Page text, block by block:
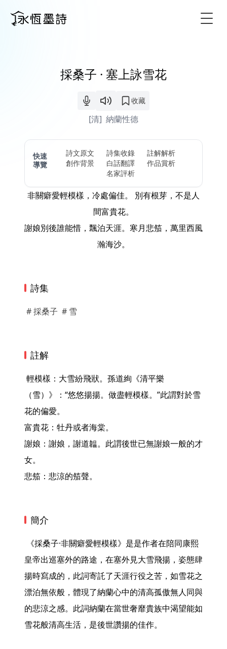
採桑子 · 塞上詠雪花
收藏
[清] 納蘭性德
快速
導覽
詩文原文 詩集收錄
註解解析
創作背景
白話翻譯
作品賞析
名家評析
非關癖愛輕模樣，冷處偏佳。 別有根芽，不是人
間富貴花。
謝娘別後誰能惜，飄泊天涯。寒月悲笳，萬里西風
瀚海沙。
詩集
# 採桑子 # 雪
註解
（雪）》：“悠悠揚揚。做盡輕模樣。”此謂對於雪
花的偏愛。
富貴花：牡丹或者海棠。
謝娘：謝娘，謝道韞。此謂後世已無謝娘一般的才
女。
悲笳：悲涼的笳聲。
簡介
皇帝出巡塞外的路途，在塞外見大雪飛揚，姿態肆
揚時寫成的，此詞寄託了天涯行役之苦，如雪花之
漂泊無依般，體現了納蘭心中的清高孤傲無人同與
的悲涼之感。此詞納蘭在當世奢靡貴族中渴望能如
雪花般清高生活，是後世讚揚的佳作。